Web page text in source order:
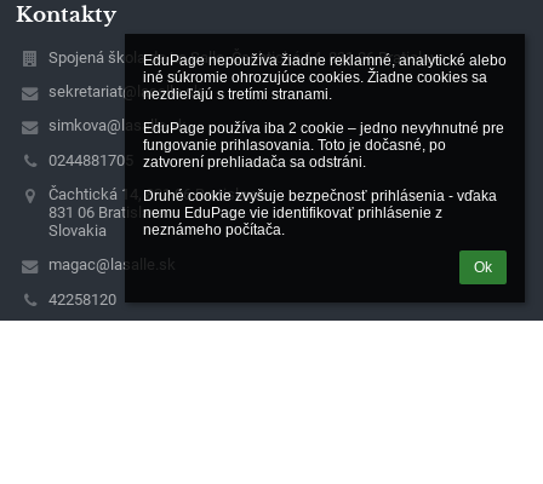
EduPage nepoužíva žiadne reklamné, analytické alebo
iné súkromie ohrozujúce cookies. Žiadne cookies sa
nezdieľajú s tretími stranami.
EduPage používa iba 2 cookie – jedno nevyhnutné pre
fungovanie prihlasovania. Toto je dočasné, po
zatvorení prehliadača sa odstráni.
Druhé cookie zvyšuje bezpečnosť prihlásenia - vďaka
nemu EduPage vie identifikovať prihlásenie z
neznámeho počítača.
Ok
Kontakty
Spojená škola de La Salle, Čachtická 14, 831 06 Bratislava
sekretariat@lasalle.sk
simkova@lasalle.sk
0244881705
Čachtická 14, 831 06 Bratislava
831 06 Bratislava
Slovakia
magac@lasalle.sk
42258120